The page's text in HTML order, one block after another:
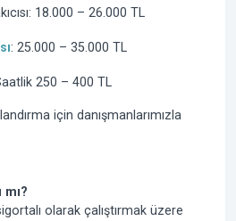
18.000 – 26.000 TL
: 25.000 – 35.000 TL
250 – 400 TL
için danışmanlarımızla
olarak çalıştırmak üzere